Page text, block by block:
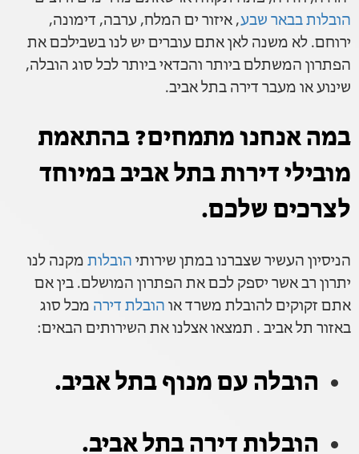
הובלות בבאר שבע, איזור ים המלח, ערבה, דימונה,
ירוחם. לא משנה לאן אתם עוברים יש לנו בשבילכם את
הפתרון המשתלם ביותר והכדאי ביותר לכל סוג הובלה,
שינוע או מעבר דירה בתל אביב.
במה אנחנו מתמחים? בהתאמת
מובילי דירות בתל אביב במיוחד
לצרכים שלכם.
הניסיון העשיר שצברנו במתן שירותי הובלות מקנה לנו
יתרון רב אשר יספק לכם את הפתרון המושלם. בין אם
אתם זקוקים להובלת משרד או הובלת דירה מכל סוג
באזור תל אביב . תמצאו אצלנו את השירותים הבאים:
הובלה עם מנוף בתל אביב.
הובלות דירה בתל אביב.